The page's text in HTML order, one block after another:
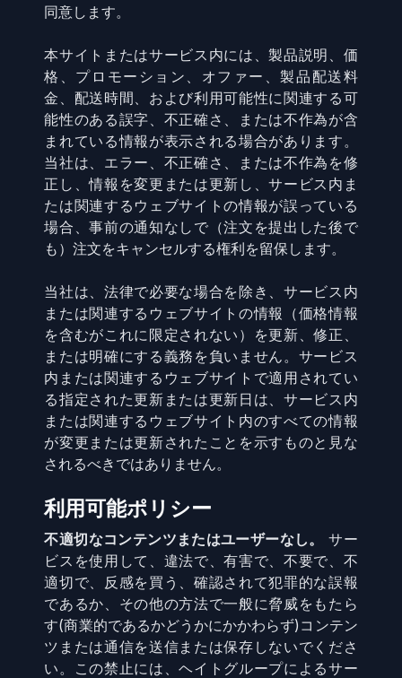
同意します。
本サイトまたはサービス内には、製品説明、価
格、プロモーション、オファー、製品配送料
金、配送時間、および利用可能性に関連する可
能性のある誤字、不正確さ、または不作為が含
まれている情報が表示される場合があります。
当社は、エラー、不正確さ、または不作為を修
正し、情報を変更または更新し、サービス内ま
たは関連するウェブサイトの情報が誤っている
場合、事前の通知なしで（注文を提出した後で
も）注文をキャンセルする権利を留保します。
当社は、法律で必要な場合を除き、サービス内
または関連するウェブサイトの情報（価格情報
を含むがこれに限定されない）を更新、修正、
または明確にする義務を負いません。サービス
内または関連するウェブサイトで適用されてい
る指定された更新または更新日は、サービス内
または関連するウェブサイト内のすべての情報
が変更または更新されたことを示すものと見な
されるべきではありません。
利用可能ポリシー
不適切なコンテンツまたはユーザーなし。
サー
ビスを使用して、違法で、有害で、不要で、不
適切で、反感を買う、確認されて犯罪的な誤報
であるか、その他の方法で一般に脅威をもたら
す(商業的であるかどうかにかかわらず)コンテン
ツまたは通信を送信または保存しないでくださ
い。この禁止には、ヘイトグループによるサー